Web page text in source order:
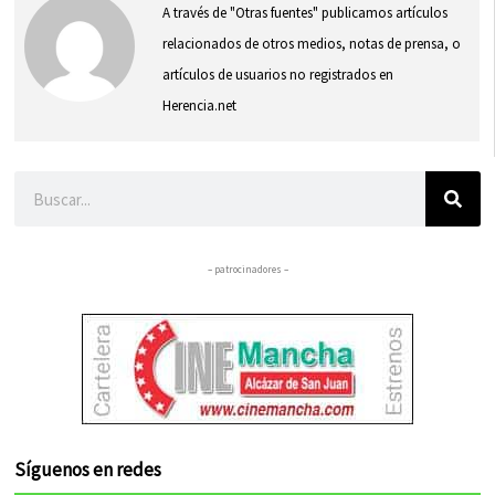
A través de "Otras fuentes" publicamos artículos
relacionados de otros medios, notas de prensa, o
artículos de usuarios no registrados en
Herencia.net
– patrocinadores –
Síguenos en redes